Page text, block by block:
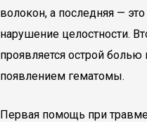
волокон, а последняя —
нарушение целостности.
проявляется острой
появлением гематомы.
Первая помощь при